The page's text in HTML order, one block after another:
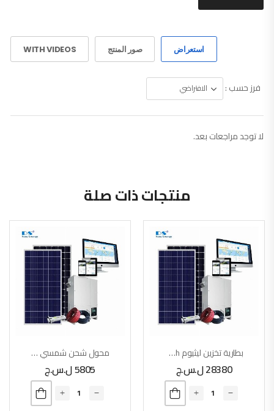
استعراض صور المنتج WITH VIDEOS
فرز حسب :
لا توجد مراجعات بعد.
منتجات ذات صلة
بطارية تخزين ليثيوم 100Ah
28380ل.س.ج
محول شحن شمسي 30A
5805ل.س.ج